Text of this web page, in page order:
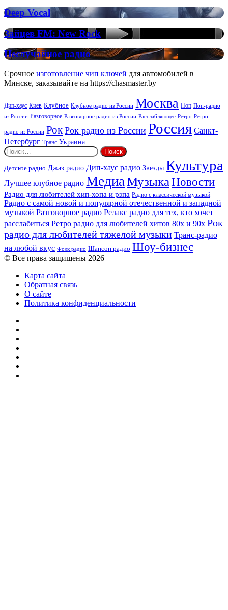
Deep
Vocal
House
Deep
Vocal
Deep Vocal
Зайцев
FM:
New
Rock
Зайцев FM: New Rock
Неслучайное
радио
Неслучайное радио
Срочное изготовление чип ключей для автомобилей в
Минске, заказывайте на https://chasmaster.by
Дип-хаус Киев Клубное Клубное радио из России Москва Поп Поп-радио
из России Разговорное Разговорное радио из России Расслабляющее Ретро Ретро-
радио из России Рок Рок радио из России Россия Санкт-
Петербург Транс Украина
Найти:
Детское радио Джаз радио Дип-хаус радио Звезды Культура
Лучшее клубное радио МедиаМузыкаНовости
Радио для любителей хип-хопа и рэпа Радио с классической музыкой
Радио с самой новой и популярной отечественной и западной
музыкой Разговорное радио Релакс радио для тех, кто хочет
расслабиться Ретро радио для любителей хитов 80х и 90х Рок
радио для любителей тяжелой музыки Транс-радио
на любой вкус Фолк радио Шансон радио Шоу-бизнес
© Все права защищены 2026
Карта сайта
Обратная связь
О сайте
Политика конфиденциальности